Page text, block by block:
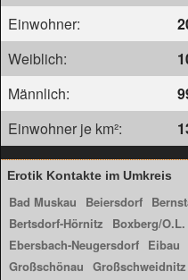
Einwohner:
Weiblich:
Männlich:
Einwohner je km²:
Erotik Kontakte im Umkreis
Bad Muskau Beiersdorf
Bertsdorf-Hörnitz
Boxberg/O.L.
Ebersbach-Neugersdorf Eibau
Großschönau Großschweidnitz